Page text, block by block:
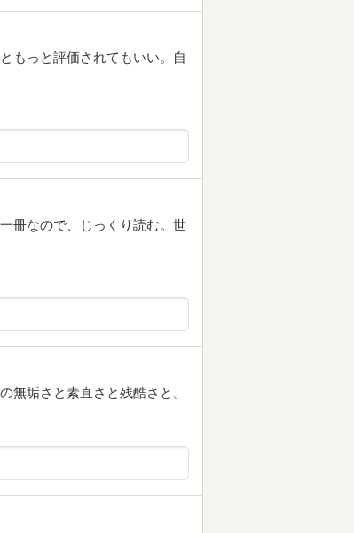
もっと評価されてもいい。自
冊なので、じっくり読む。世
無垢さと素直さと残酷さと。